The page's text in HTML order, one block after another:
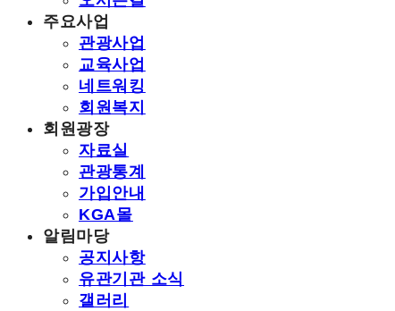
주요사업
관광사업
교육사업
네트워킹
회원복지
회원광장
자료실
관광통계
가입안내
KGA몰
알림마당
공지사항
유관기관 소식
갤러리